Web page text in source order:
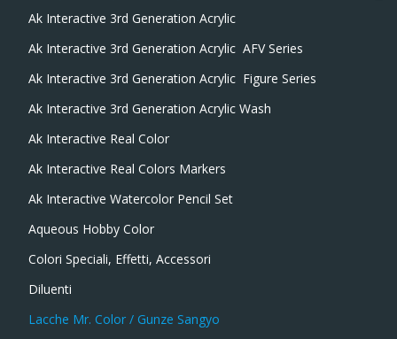
Ak Interactive 3rd Generation Acrylic
Ak Interactive 3rd Generation Acrylic  AFV Series
Ak Interactive 3rd Generation Acrylic  Figure Series
Ak Interactive 3rd Generation Acrylic Wash
Ak Interactive Real Color
Ak Interactive Real Colors Markers
Ak Interactive Watercolor Pencil Set
Aqueous Hobby Color
Colori Speciali, Effetti, Accessori
Diluenti
Lacche Mr. Color / Gunze Sangyo